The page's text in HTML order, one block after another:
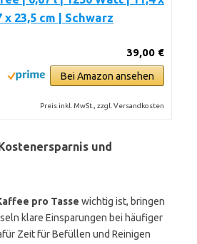
x 23,5 cm | Schwarz
39,00 €
Bei Amazon ansehen
Preis inkl. MwSt., zzgl. Versandkosten
und
pro Tasse wichtig ist, bringen
klare Einsparungen bei häufiger
Zeit für Befüllen und Reinigen